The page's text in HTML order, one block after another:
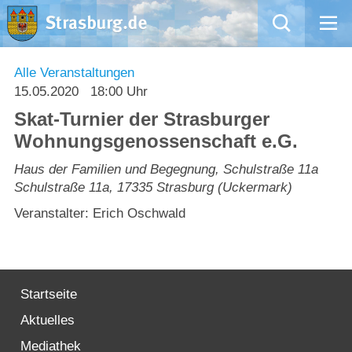
Mängelmeldung
Rathaus
Natur – Kultur – Tourismus
Kommentarrichtlinien und Netiquette für unsere Social Media-Kanäle
Willkommen in Strasburg (Uckermark)
Alle Veranstaltungen
15.05.2020
18:00 Uhr
Skat-Turnier der Strasburger
Wohnungsgenossenschaft e.G.
Haus der Familien und Begegnung, Schulstraße 11a
Schulstraße 11a,17335 Strasburg (Uckermark)
Veranstalter: Erich Oschwald
Startseite
Aktuelles
Mediathek